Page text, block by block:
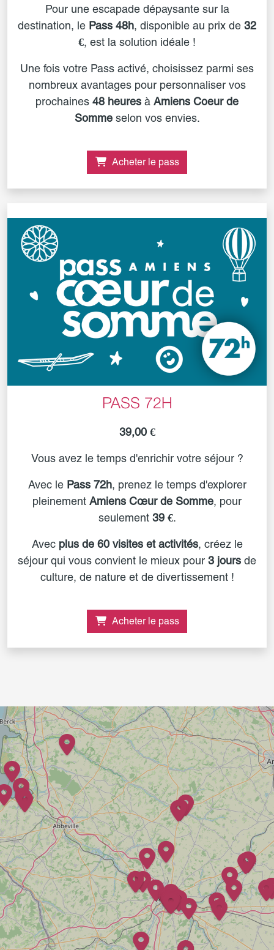
Pour une escapade dépaysante sur la
destination, le Pass 48h, disponible au prix de 32
€, est la solution idéale !
Une fois votre Pass activé, choisissez parmi ses
nombreux avantages pour personnaliser vos
prochaines 48 heures à Amiens Coeur de
Sommeselon vos envies.
Acheter le pass
PASS 72H
39,00 €
Vous avez le temps d'enrichir votre séjour ?
Avec le Pass 72h, prenez le temps d'explorer
pleinement Amiens Cœur de Somme, pour
seulement 39 €.
Avec plus de 60 visites et activités, créez le
séjour qui vous convient le mieux pour 3 jours de
culture, de nature et de divertissement !
Acheter le pass